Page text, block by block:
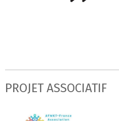
PROJET ASSOCIATIF